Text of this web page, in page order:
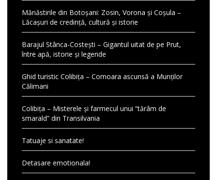
Mănăstirile din Botoșani: Zosin, Vorona și Coșula –
Lăcașuri de credință, cultură și istorie
Barajul Stânca-Costești – Gigantul uitat de pe Prut,
între apă, istorie și legende
Ghid turistic Colibița – Comoara ascunsă a Munților
Călimani
Colibița – Misterele și farmecul unui “tărâm de
smarald” din Transilvania
Tatuaje si sanatate!
Detasare emotionala!